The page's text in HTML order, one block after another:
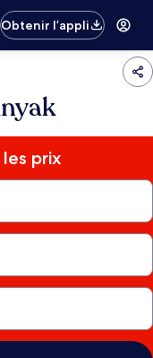
Obtenir l’appli
prix